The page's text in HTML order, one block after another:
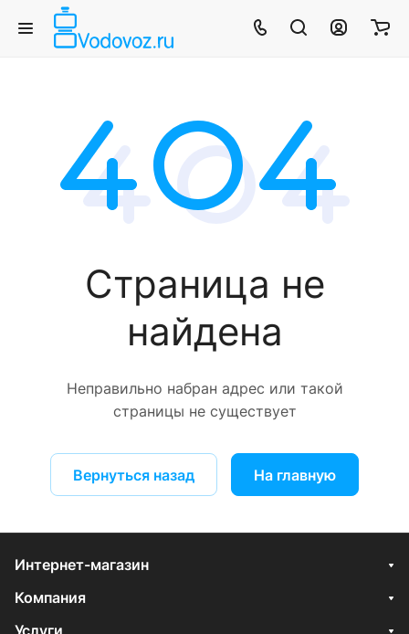
Страница не
найдена
Неправильно набран адрес или такой
страницы не существует
Вернуться назад На главную
Интернет-магазин
Компания
Услуги